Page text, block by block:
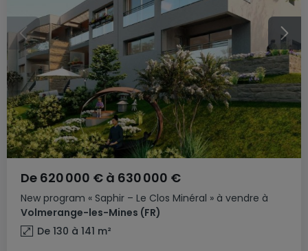
New program « Saphir – Le Clos Minéral » à vendre à
Volmerange-les-Mines (FR)
De 620 000 € à 630 000 €
De 130 à 141 m²